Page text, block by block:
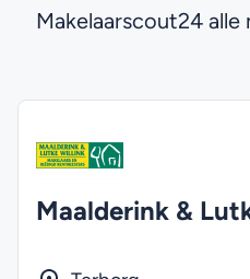
Makelaarscout24 alle
Maalderink &